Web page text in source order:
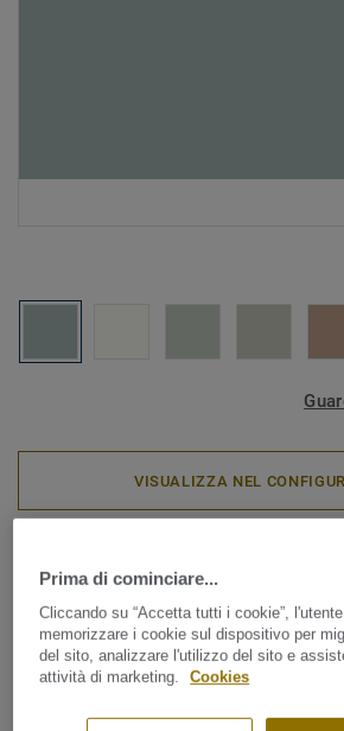
VISUALIZZA NEL
AQUARELLE
AQUA
Disponibile in una gamma di colori
Aquarelle Wall HFS è un rivestimento
Prima di cominciare...
Cliccando su “Accetta tutti i cookie”,
memorizzare i cookie sul dispositivo per
del sito, analizzare l'utilizzo del sito e
attività di marketing.
Cookies